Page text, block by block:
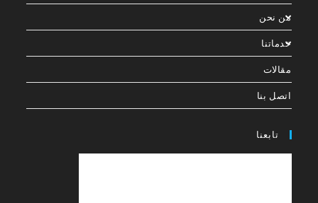
من نحن
خدماتنا
مقالات
اتصل بنا
تابعنا